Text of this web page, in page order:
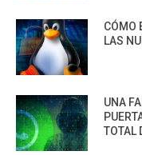
CÓMO
LAS
UNA
TOTAL